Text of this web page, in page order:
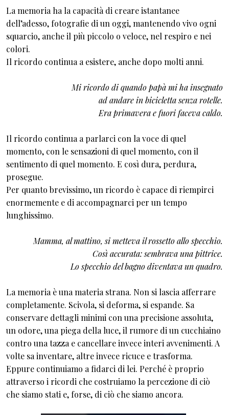
La memoria ha la capacità di creare istantanee
dell’adesso, fotografie di un oggi, mantenendo vivo ogni
squarcio, anche il più piccolo o veloce, nel respiro e nei
colori.
Il ricordo continua a esistere, anche dopo molti anni.
Mi ricordo di quando papà mi ha insegnato
ad andare in bicicletta senza rotelle.
Era primavera e fuori faceva caldo.
Il ricordo continua a parlarci con la voce di quel
momento, con le sensazioni di quel momento, con il
sentimento di quel momento. E così dura, perdura,
prosegue.
Per quanto brevissimo, un ricordo è capace di riempirci
enormemente e di accompagnarci per un tempo
lunghissimo.
Mamma, al mattino, si metteva il rossetto allo specchio.
Così accurata: sembrava una pittrice.
Lo specchio del bagno diventava un quadro.
La memoria è una materia strana. Non si lascia afferrare
completamente. Scivola, si deforma, si espande. Sa
conservare dettagli minimi con una precisione assoluta,
un odore, una piega della luce, il rumore di un cucchiaino
contro una tazza e cancellare invece interi avvenimenti. A
volte sa inventare, altre invece ricuce e trasforma.
Eppure continuiamo a fidarci di lei. Perché è proprio
attraverso i ricordi che costruiamo la percezione di ciò
che siamo stati e, forse, di ciò che siamo ancora.